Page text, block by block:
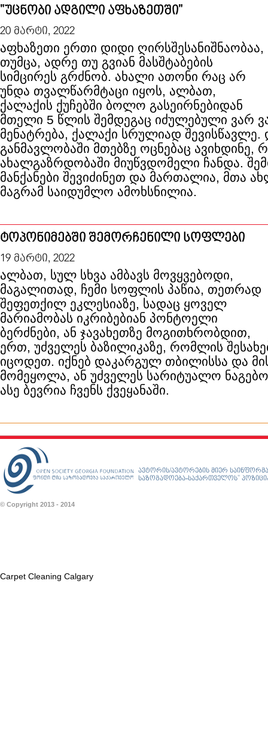
"უცნობი ადგილი აფხაზეთში"
20 მარტი, 2022
აფხაზეთი ერთი დიდი ღირსშესანიშნაობაა,
თუმცა, ადრე თუ გვიან მასშტაბების
სიმცირეს გრძნობ. ახალი ათონი რაც არ
უნდა თვალწარმტაცი იყოს, ალბათ,
ქალაქის ქუჩებში ბოლო გასეირნებიდან
მთელი 5 წლის შემდეგაც იძულებული ვარ
მენატრება, ქალაქი სრულიად
განმავლობაში მთებზე ოცნებაც ავიხდინე,
ახალგაზრდობაში მიუწვდომელი ჩანდა.
მანქანები შევიძინეთ და მართალია, მთა
მაგრამ საიდუმლო ამოხსნილია.
ტოპონიმებში შემორჩენილი სოფლები
19 მარტი, 2022
ალბათ, სულ სხვა ამბავს მოვყვებოდი,
მაგალითად, ჩემი სოფლის პაწია, თეთრად
შეფეთქილ ეკლესიაზე, სადაც ყოველ
მარიამობას იკრიბებიან პონტოელი
ბერძნები, ან ჯავახეთზე მოგითხრობდით,
ერთ, უძველეს ბაზილიკაზე, რომლის
იცოდეთ. იქნებ დაკარგულ თბილისსა და
მომეყოლა, ან უძველეს სარიტუალო
ასე ბევრია ჩვენს ქვეყანაში.
ავტორის/ავტორების მიერ
საზოგადოება-საქართველოს”
© Copyright 2013 - 2014
Carpet Cleaning Calgary